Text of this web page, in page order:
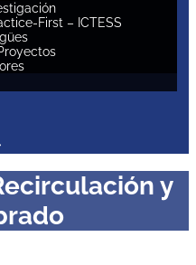
First – ICTESS
y